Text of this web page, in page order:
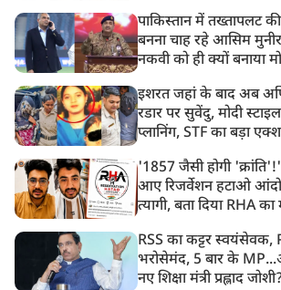
पाकिस्तान में तख्तापलट की
बनना चाह रहे आसिम
नकवी को ही क्यों बनाया
इशरत जहां के बाद अब
रडार पर सुवेंदु, मोदी
प्लानिंग, STF का बड़ा
'1857 जैसी होगी
आए रिजर्वेशन हटाओ
त्यागी, बता दिया RHA का
RSS का कट्टर स्वयंसेवक,
भरोसेमंद, 5 बार के
नए शिक्षा मंत्री प्रह्लाद